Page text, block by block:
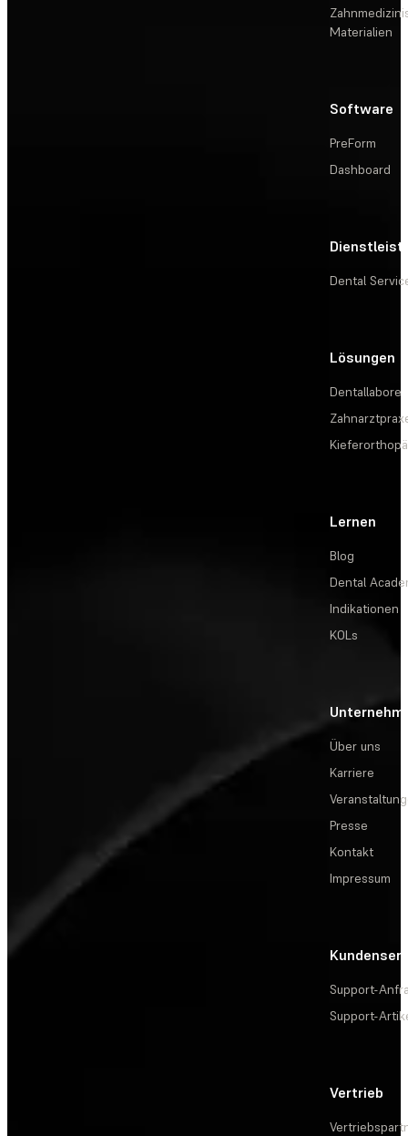
Materialien
Software
PreForm
Dashboard
Dental
Lösungen
Dentallabore
Lernen
Blog
Dental
Indikationen
KOLs
Über uns
Karriere
Presse
Kontakt
Impressum
Support-
Support-
Vertrieb